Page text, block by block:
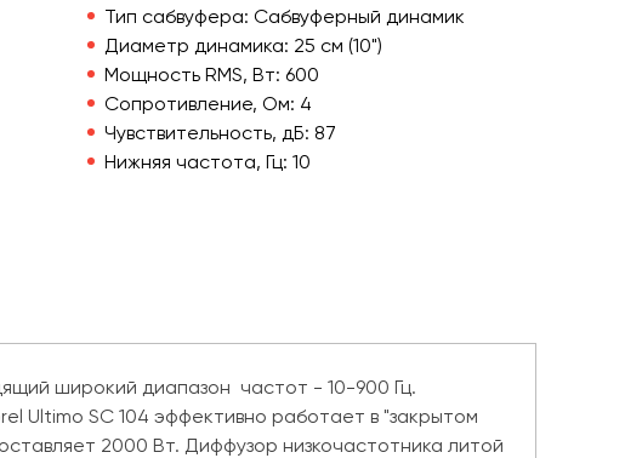
Тип сабвуфера: Сабвуферный динамик
Диаметр динамика: 25 см (10")
Мощность RMS, Вт: 600
Сопротивление, Ом: 4
Чувствительность, дБ: 87
Нижняя частота, Гц: 10
широкий диапазон частот - 10-900 Гц.
Ultimo SC 104 эффективно работает в "закрытом
2000 Вт. Диффузор низкочастотника литой